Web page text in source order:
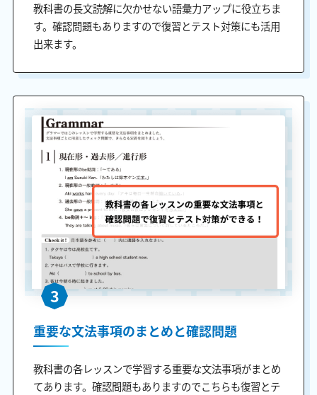
教科書の長文読解に欠かせない語彙力アップに役立ちま
す。確認問題もありますので復習とテスト対策にも活用
出来ます。
3
重要な文法事項のまとめと確認問題
教科書の各レッスンで学習する重要な文法事項がまとめ
てあります。確認問題もありますのでこちらも復習とテ